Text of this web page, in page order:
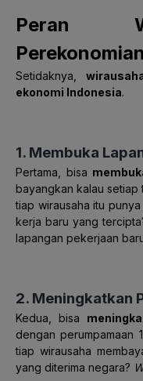
Peran
Setidaknya,
ekonomi Indonesia.
1. Membuka
Pertama, bisa
bayangkan kalau setiap
tiap wirausaha itu
kerja baru yang
lapangan pekerjaan
2. Meningkatkan
Kedua, bisa
dengan perumpamaan
tiap wirausaha
yang diterima negara?